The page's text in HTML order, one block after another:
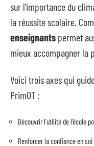
sur l’importance du
la réussite scolaire.
enseignants permet
mieux accompagner la
Voici trois axes qui
PrimOT :
Découvrir l’utilité de l’école
Renforcer la confiance en